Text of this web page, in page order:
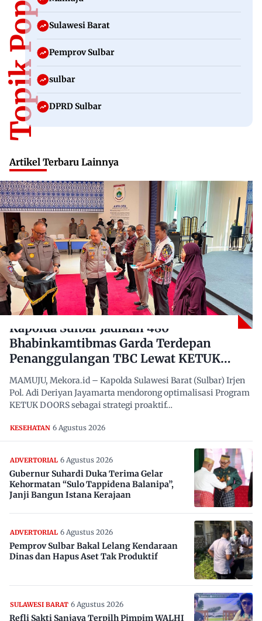
Topik Populer Sulawesi Barat
Pemprov Sulbar
sulbar
DPRD Sulbar
Artikel Terbaru Lainnya
Kapolda Sulbar Jadikan 480
Bhabinkamtibmas Garda Terdepan
Penanggulangan TBC Lewat KETUK
DOORS di 650 Desa
MAMUJU, Mekora.id – Kapolda Sulawesi Barat (Sulbar) Irjen
Pol. Adi Deriyan Jayamarta mendorong optimalisasi Program
KETUK DOORS sebagai strategi proaktif…
KESEHATAN 6 Agustus 2026
ADVERTORIAL 6 Agustus 2026
Gubernur Suhardi Duka Terima Gelar
Kehormatan “Sulo Tappidena Balanipa”,
Janji Bangun Istana Kerajaan
ADVERTORIAL 6 Agustus 2026
Pemprov Sulbar Bakal Lelang Kendaraan
Dinas dan Hapus Aset Tak Produktif
SULAWESI BARAT 6 Agustus 2026
Refli Sakti Sanjaya Terpilh Pimpim WALHI